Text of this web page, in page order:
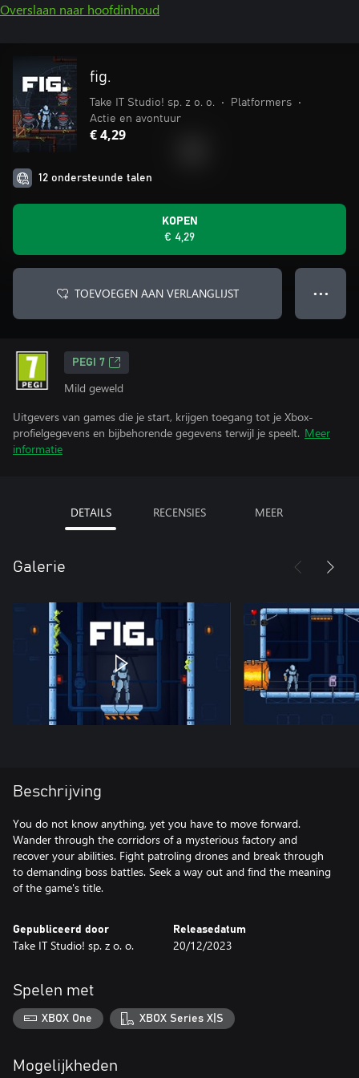
Overslaan naar hoofdinhoud
fig.
Take IT Studio! sp. z o. o. • Platformers
•
Actie en avontuur
€ 4,29
12 ondersteunde talen
KOPEN
€ 4,29
TOEVOEGEN AAN VERLANGLIJST ● ● ●
PEGI 7
Mild geweld
Uitgevers van games die je start, krijgen toegang tot je Xbox-
profielgegevens en bijbehorende gegevens terwijl je speelt. Meer
informatie
DETAILS RECENSIES MEER
Galerie
Beschrijving
You do not know anything, yet you have to move forward.
Wander through the corridors of a mysterious factory and
recover your abilities. Fight patroling drones and break through
to demanding boss battles. Seek a way out and find the meaning
of the game's title.
Gepubliceerd door
Take IT Studio! sp. z o. o.
Releasedatum
20/12/2023
Spelen met
XBOX One XBOX Series X|S
Mogelijkheden